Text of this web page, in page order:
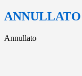
ANNULLATO
Annullato